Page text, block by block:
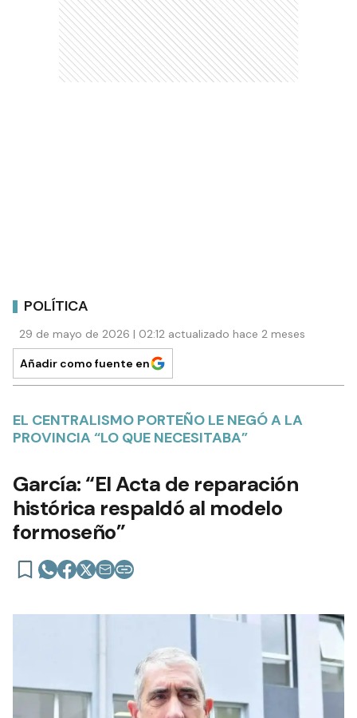
POLÍTICA
29 de mayo de 2026 | 02:12 actualizado hace 2 meses
Añadir como fuente en
EL CENTRALISMO PORTEÑO LE NEGÓ A LA
PROVINCIA “LO QUE NECESITABA”
García: “El Acta de reparación
histórica respaldó al modelo
formoseño”